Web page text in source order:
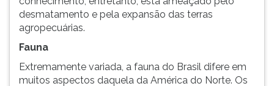
desmatamento e pela expansão das terras
agropecuárias.
Fauna
Extremamente variada, a fauna do Brasil difere em
muitos aspectos daquela da América do Norte. Os